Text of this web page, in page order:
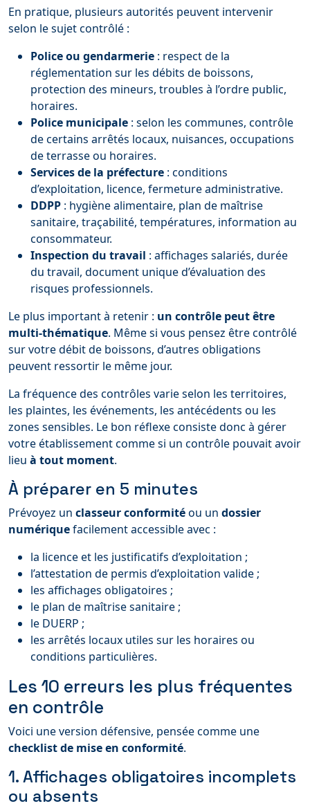
En pratique, plusieurs autorités peuvent intervenir
selon le sujet contrôlé :
Police ou gendarmerie : respect de la
réglementation sur les débits de boissons,
protection des mineurs, troubles à l’ordre public,
horaires.
Police municipale : selon les communes, contrôle
de certains arrêtés locaux, nuisances, occupations
de terrasse ou horaires.
Services de la préfecture : conditions
d’exploitation, licence, fermeture administrative.
DDPP : hygiène alimentaire, plan de maîtrise
sanitaire, traçabilité, températures, information au
consommateur.
Inspection du travail : affichages salariés, durée
du travail, document unique d’évaluation des
risques professionnels.
Le plus important à retenir : un contrôle peut être
multi-thématique. Même si vous pensez être contrôlé
sur votre débit de boissons, d’autres obligations
peuvent ressortir le même jour.
La fréquence des contrôles varie selon les territoires,
les plaintes, les événements, les antécédents ou les
zones sensibles. Le bon réflexe consiste donc à gérer
votre établissement comme si un contrôle pouvait avoir
lieu à tout moment.
À préparer en 5 minutes
Prévoyez un classeur conformitéou un dossier
numériquefacilement accessible avec :
la licence et les justificatifs d’exploitation ;
l’attestation de permis d’exploitation valide ;
les affichages obligatoires ;
le plan de maîtrise sanitaire ;
le DUERP ;
les arrêtés locaux utiles sur les horaires ou
conditions particulières.
Les 10 erreurs les plus fréquentes
en contrôle
Voici une version défensive, pensée comme une
checklist de mise en conformité.
1. Affichages obligatoires incomplets
ou absents